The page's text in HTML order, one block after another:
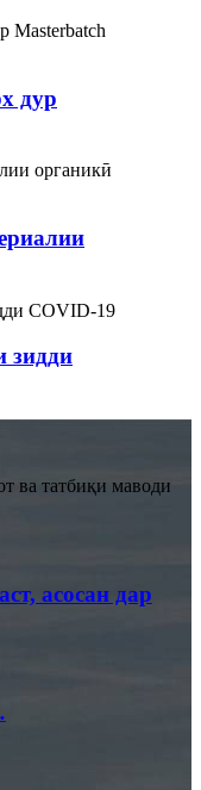
дур
зидди
ва татбиқи маводи
асосан дар